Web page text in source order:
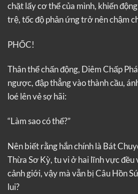
chặt lấy cơ thể của mình, khiến
trệ, tốc độ phản ứng trở nên chậm
PHỐC!
Thân thể chấn động, Diêm Chấp
ngược, đập thẳng vào thành cầu,
loé lên vẻ sợ hãi:
“Làm sao có thể?”
Nên biết rằng hắn chính là Bát
Thừa Sơ Kỳ, tu vi ở hai lĩnh vực
cảnh giới, vậy mà vẫn bị Câu Hồn
lui?